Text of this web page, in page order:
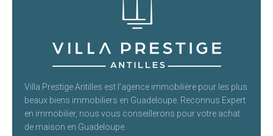
Villa Prestige Antilles est l’agence immobilière pour les plus
beaux biens immobiliers en Guadeloupe. Reconnus Expert
en immobilier, nous vous conseillerons pour votre achat
de maison en Guadeloupe.